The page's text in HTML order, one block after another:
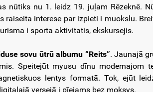
nūtiks nu 1. leidz 19. juļam Rēzeknē.
interese par izpieti i muokslu.
i sporta aktivitatis, ekskursejis.
sovu ūtrū albumu “Reits”. Jaunajā
Speitejūt myusu dīnu modernajom
lentys formatā. Tok, ejūt
versejā i pīejams bez moksys.